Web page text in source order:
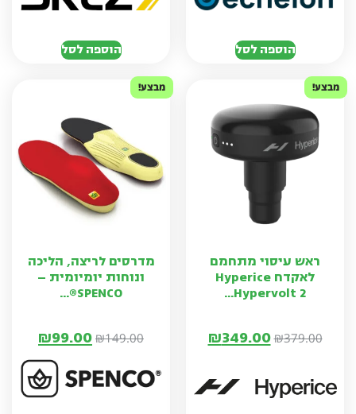
הוספה לסל הוספה לסל
מבצע!
ראש עיסוי מתחמם
לאקדח Hyperice
Hypervolt 2...
₪379.00
₪349.00
מבצע!
מדרסים לריצה, הליכה
ונוחות יומיומית –
SPENCO®...
₪149.00
₪99.00